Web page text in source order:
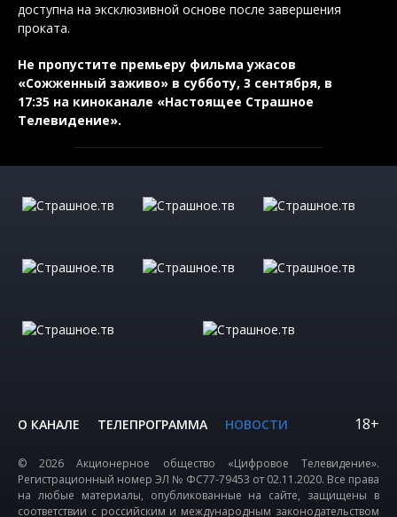
доступна на эксклюзивной основе после завершения
проката.
Не пропустите премьеру фильма ужасов
«Сожженный заживо» в субботу, 3 сентября, в
17:35 на киноканале «Настоящее Страшное
Телевидение».
О КАНАЛЕ ТЕЛЕПРОГРАММА НОВОСТИ 18+
© 2026 Акционерное общество «Цифровое Телевидение».
Регистрационный номер ЭЛ № ФС77-79453 от 02.11.2020. Все права
на любые материалы, опубликованные на сайте, защищены в
соответствии с российским и международным законодательством